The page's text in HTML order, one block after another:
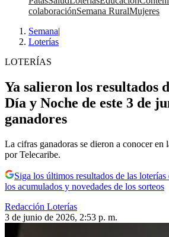
colaboraciónSemana RuralMujeres
Semana|
Loterías
LOTERÍAS
Ya salieron los resultados
Día y Noche de este 3 de
ganadores
La cifras ganadoras se dieron a conocer en
por Telecaribe.
Siga los últimos resultados de las
los acumulados y novedades de los sorteos
Redacción Loterías
3 de junio de 2026, 2:53 p. m.